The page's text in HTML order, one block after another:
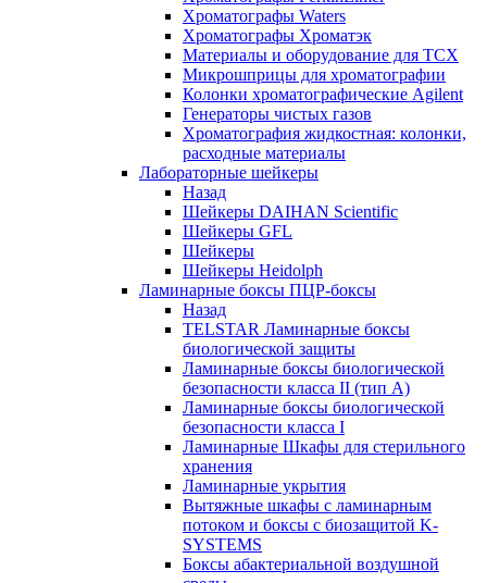
Хроматографы Waters
Хроматографы Хроматэк
Материалы и оборудование для ТСХ
Микрошприцы для хроматографии
Колонки хроматографические Agilent
Генераторы чистых газов
Хроматография жидкостная: колонки,
расходные материалы
Лабораторные шейкеры
Назад
Шейкеры DAIHAN Scientific
Шейкеры GFL
Шейкеры
Шейкеры Heidolph
Ламинарные боксы ПЦР-боксы
Назад
TELSTAR Ламинарные боксы
биологической защиты
Ламинарные боксы биологической
безопасности класса II (тип А)
Ламинарные боксы биологической
безопасности класса I
Ламинарные Шкафы для стерильного
хранения
Ламинарные укрытия
Вытяжные шкафы с ламинарным
потоком и боксы с биозащитой K-
SYSTEMS
Боксы абактериальной воздушной